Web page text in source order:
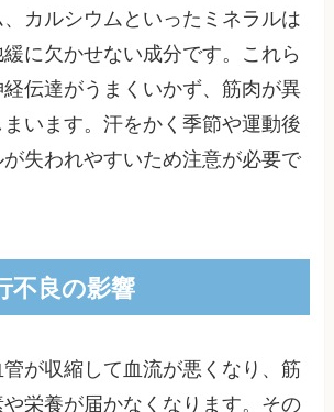
カルシウムといったミネラルは
に欠かせない成分です。これら
伝達がうまくいかず、筋肉が異
います。汗をかく季節や運動後
失われやすいため注意が必要で
不良の影響
が収縮して血流が悪くなり、筋
栄養が届かなくなります。その